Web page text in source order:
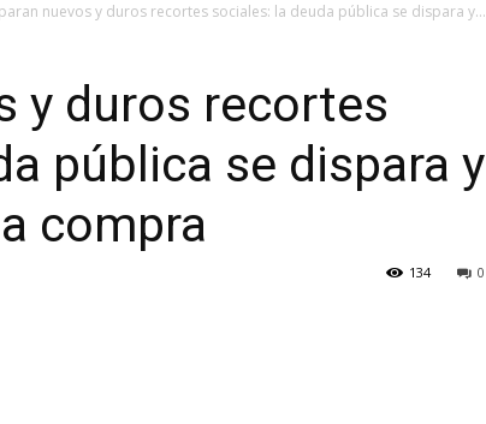
nuevos y duros recortes sociales: la deuda pública se dispara y...
y duros recortes
pública se dispara y
compra
0
134